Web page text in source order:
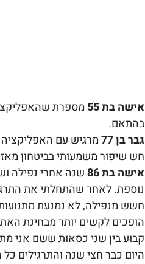
אישה בת 55
מספרת
בהתאם.
גבר בן 77
חש שיפור משמעותי בביטחון מאז
אישה בת 86
שנה אחרי נפילה
נוספת. לאחר שהתחלתי את
חשש מנפילה, לא נמנעת
הופכים לקשים יותר מבחינת
קבוע בין שני כסאות ששם אני מתרגלת בערך 5 דקות בבוקר
היום כבר חצי שנה והתרגילים